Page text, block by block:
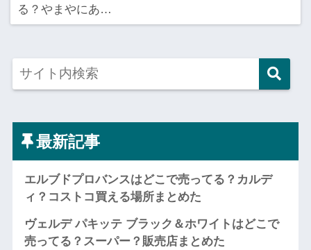
る？やまやにあ…
最新記事
エルブドプロバンスはどこで売ってる？カルデ
ィ？コストコ買える場所まとめた
ヴェルデ パキッテ ブラック＆ホワイトはどこで
売ってる？スーパー？販売店まとめた